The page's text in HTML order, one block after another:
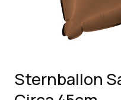
Sternballon